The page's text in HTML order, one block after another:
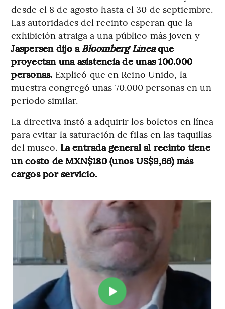
desde el 8 de agosto hasta el 30 de septiembre.
Las autoridades del recinto esperan que la
exhibición atraiga a una público más joven y
Jaspersen dijo aBloomberg Líneaque
proyectan una asistencia de unas 100.000
personas. Explicó que en Reino Unido, la
muestra congregó unas 70.000 personas en un
período similar.
La directiva instó a adquirir los boletos en línea
para evitar la saturación de filas en las taquillas
del museo. La entrada general al recinto tiene
un costo de MXN$180 (unos US$9,66) más
cargos por servicio.